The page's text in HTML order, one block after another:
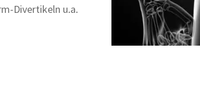
Divertikeln u.a.